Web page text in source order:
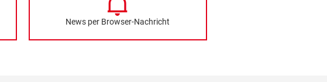
News per Browser-Nachricht